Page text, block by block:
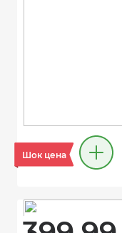
Шок цена